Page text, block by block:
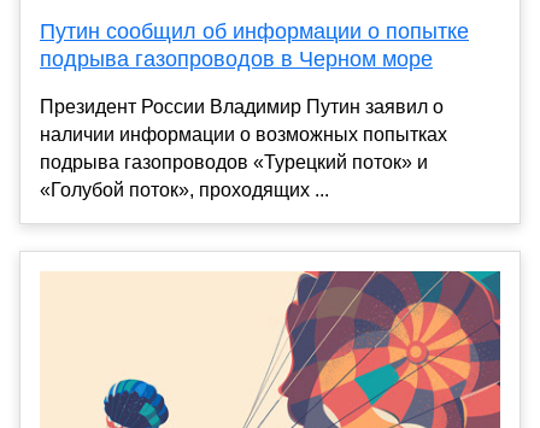
Путин сообщил об информации о попытке
подрыва газопроводов в Черном море
Президент России Владимир Путин заявил о
наличии информации о возможных попытках
подрыва газопроводов «Турецкий поток» и
«Голубой поток», проходящих ...